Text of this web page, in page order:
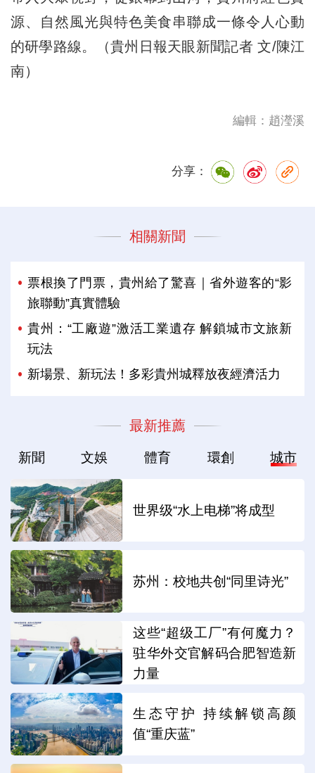
源、自然風光與特色美食串聯成一條令人心動
的研學路線。（貴州日報天眼新聞記者 文/陳江
南）
編輯：趙瀅溪
分享：
相關新聞
票根換了門票，貴州給了驚喜｜省外遊客的“影
旅聯動”真實體驗
貴州：“工廠遊”激活工業遺存 解鎖城市文旅新
玩法
新場景、新玩法！多彩貴州城釋放夜經濟活力
最新推薦
新聞 文娛 體育 環創 城市
世界级“水上电梯”将成型
苏州：校地共创“同里诗光”
这些“超级工厂”有何魔力？
驻华外交官解码合肥智造新
力量
生态守护 持续解锁高颜
值“重庆蓝”